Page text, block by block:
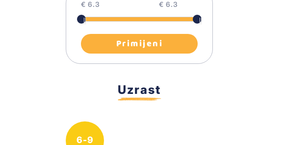
Savremena književnost
Stripovi
€ €
Primijeni
Uzrast
6-9